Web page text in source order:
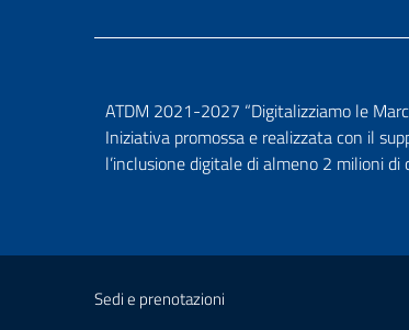
ATDM 2021-2027 “Digitalizziamo le
Iniziativa promossa e realizzata con il
l’inclusione digitale di almeno 2 milioni
Sedi e prenotazioni